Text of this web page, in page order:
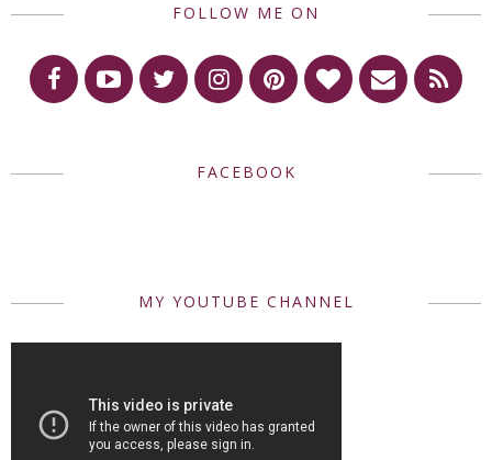
FOLLOW ME ON
FACEBOOK
MY YOUTUBE CHANNEL